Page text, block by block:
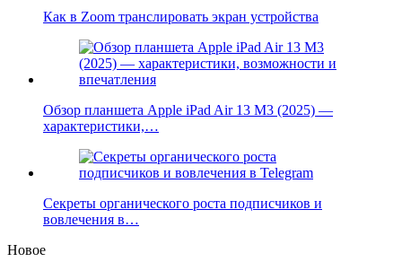
Как в Zoom транслировать экран устройства
Обзор планшета Apple iPad Air 13 M3 (2025) —
характеристики,…
Секреты органического роста подписчиков и
вовлечения в…
Новое